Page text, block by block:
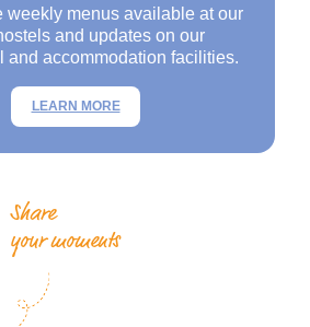
weekly menus available at our
and updates on our
and accommodation facilities.
LEARN MORE
Share
your moments